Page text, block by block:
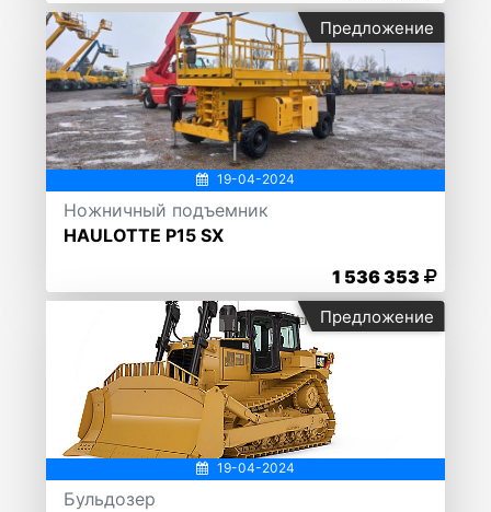
19-04-2024
Ножничный подъемник
HAULOTTE Р15 SX
1 536 353
Предложение
19-04-2024
Бульдозер
Предложение